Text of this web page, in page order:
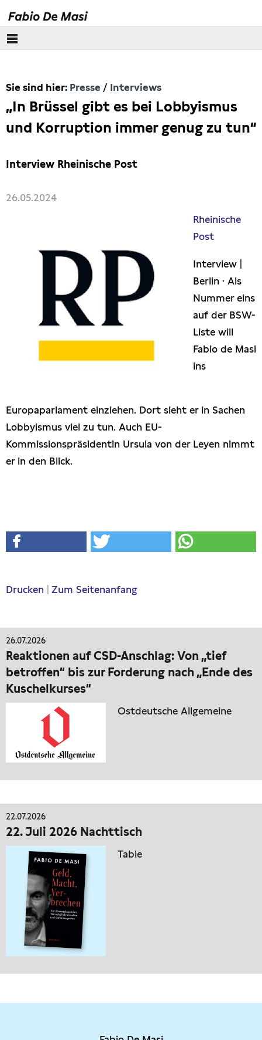
Europäisches Parlament
Themen
Publikationen
Anfragen (Archivseite)
Sie sind hier: Presse Interviews
„In Brüssel gibt es bei Lobbyismus
und Korruption immer genug zu tun“
Interview Rheinische Post
26.05.2024
Rheinische
Post
Interview |
Berlin · Als
Nummer eins
auf der BSW-
Liste will
Fabio de Masi
ins
Europaparlament einziehen. Dort sieht er in Sachen
Lobbyismus viel zu tun. Auch EU-
Kommissionspräsidentin Ursula von der Leyen nimmt
er in den Blick.
Drucken Zum Seitenanfang
26.07.2026
Reaktionen auf CSD-Anschlag: Von „tief
betroffen“ bis zur Forderung nach „Ende des
Kuschelkurses“
Ostdeutsche Allgemeine
22.07.2026
22. Juli 2026 Nachttisch
Table